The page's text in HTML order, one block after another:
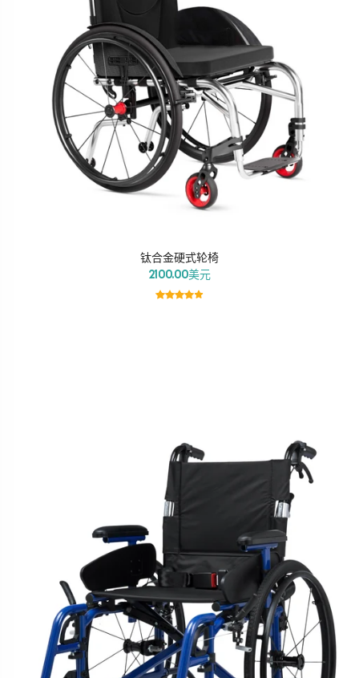
钛合金硬式轮椅
2100.00美元